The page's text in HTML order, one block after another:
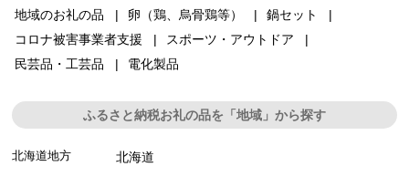
地域のお礼の品
卵（鶏、烏骨鶏等）
鍋セット
コロナ被害事業者支援
スポーツ・アウトドア
民芸品・工芸品
電化製品
ふるさと納税お礼の品を「地域」から探す
北海道地方 北海道